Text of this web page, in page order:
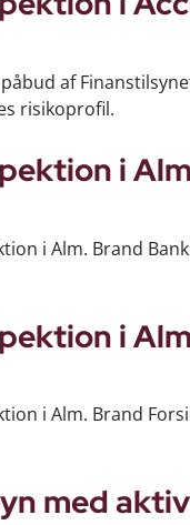
af
risikoprofil.
i
i Alm. Brand
i
i Alm. Brand
med